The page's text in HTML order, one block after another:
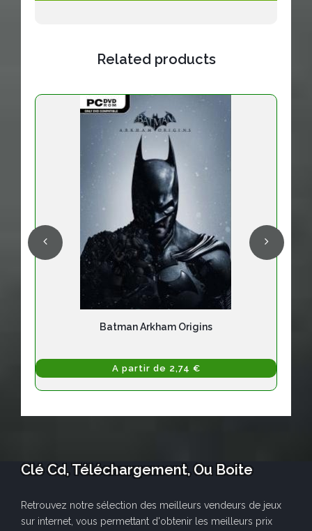
Related products
Batman Arkham Origins
A partir de 2,74 €
Clé Cd, Téléchargement, Ou Boite
Retrouvez notre sélection des meilleurs vendeurs de jeux
sur internet, vous permettant d'obtenir les meilleurs prix